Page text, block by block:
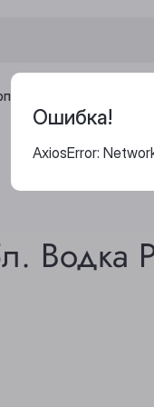
клиентам
Водка
Ошибка!
AxiosError: